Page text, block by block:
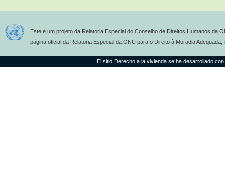
Este é um projeto da Relatoria Especial do Conselho de Direitos Humanos da
página oficial da Relatoria Especial da ONU para o Direito à Moradia Adequada,
El sitio Derecho a la vivienda se ha desarrollado